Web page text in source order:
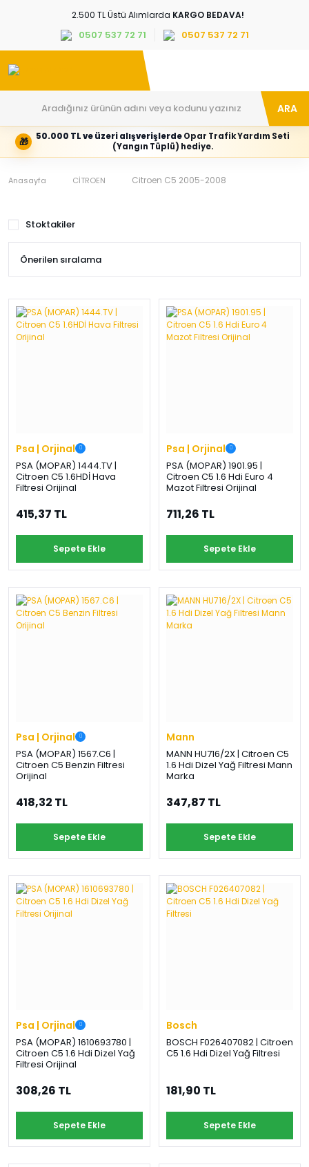
2.500 TL Üstü Alımlarda KARGO BEDAVA!
0507 537 72 71 0507 537 72 71
ARA
🎁 50.000 TL ve üzeri alışverişlerdeOpar Trafik Yardım Seti
(Yangın Tüplü) hediye.
Giriş
veya
Beni
Marka,
ve
O
›
C
›
P
›
K
›
Ş
›
A
›
Anasayfa CİTROEN Citroen C5 2005-2008
Stoktakiler
Psa | Orjinal
PSA (MOPAR) 1444.TV |
Citroen C5 1.6HDİ Hava
Filtresi Orijinal
415,37 TL
Sepete Ekle
Psa | Orjinal
PSA (MOPAR) 1901.95 |
Citroen C5 1.6 Hdi Euro 4
Mazot Filtresi Orijinal
711,26 TL
Sepete Ekle
Psa | Orjinal
PSA (MOPAR) 1567.C6 |
Citroen C5 Benzin Filtresi
Orijinal
418,32 TL
Sepete Ekle
Mann
MANN HU716/2X | Citroen C5
1.6 Hdi Dizel Yağ Filtresi Mann
Marka
347,87 TL
Sepete Ekle
Psa | Orjinal
PSA (MOPAR) 1610693780 |
Citroen C5 1.6 Hdi Dizel Yağ
Filtresi Orijinal
308,26 TL
Sepete Ekle
Bosch
BOSCH F026407082 | Citroen
C5 1.6 Hdi Dizel Yağ Filtresi
181,90 TL
Sepete Ekle